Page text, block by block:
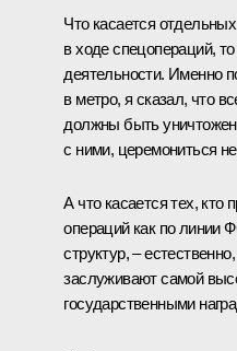
Что касается
в ходе спецопераций,
деятельности. Именно
в метро, я сказал, что
должны быть
с ними, церемониться
А что касается тех, кто
операций как по линии
структур, –
заслуживают самой
государственными